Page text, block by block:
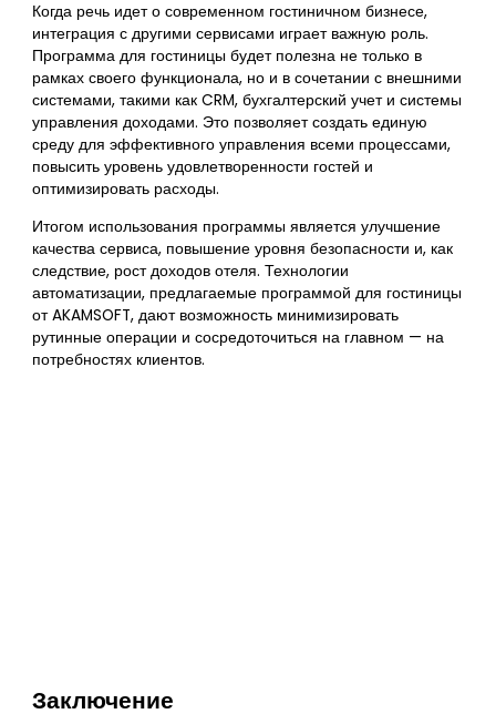
Когда речь идет о современном гостиничном бизнесе,
интеграция с другими сервисами играет важную роль.
Программа для гостиницы будет полезна не только в
рамках своего функционала, но и в сочетании с внешними
системами, такими как CRM, бухгалтерский учет и системы
управления доходами. Это позволяет создать единую
среду для эффективного управления всеми процессами,
повысить уровень удовлетворенности гостей и
оптимизировать расходы.
Итогом использования программы является улучшение
качества сервиса, повышение уровня безопасности и, как
следствие, рост доходов отеля. Технологии
автоматизации, предлагаемые программой для гостиницы
от AKAMSOFT, дают возможность минимизировать
рутинные операции и сосредоточиться на главном — на
потребностях клиентов.
Заключение